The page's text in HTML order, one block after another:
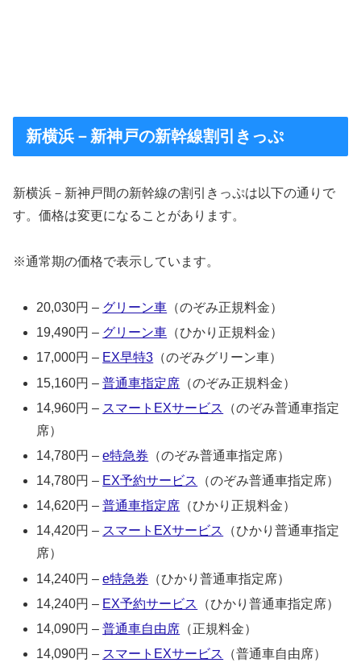
新横浜－新神戸の新幹線割引きっぷ
新横浜－新神戸間の新幹線の割引きっぷは以下の通りで
す。価格は変更になることがあります。
※通常期の価格で表示しています。
20,030円 – グリーン車 （のぞみ正規料金）
19,490円 – グリーン車 （ひかり正規料金）
17,000円 – EX早特3 （のぞみグリーン車）
15,160円 –普通車指定席 （のぞみ正規料金）
14,960円 – スマートEXサービス
（のぞみ普通車指定
席）
14,780円 –e特急券 （のぞみ普通車指定席）
14,780円 – EX予約サービス
（のぞみ普通車指定席）
14,620円 –普通車指定席 （ひかり正規料金）
14,420円 – スマートEXサービス
（ひかり普通車指定
席）
14,240円 –e特急券 （ひかり普通車指定席）
14,240円 – EX予約サービス
（ひかり普通車指定席）
14,090円 –普通車自由席 （正規料金）
14,090円 – スマートEXサービス
（普通車自由席）